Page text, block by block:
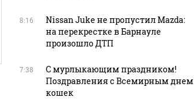
8:16
Nissan Juke не пропустил Mazda:
на перекрестке в Барнауле
произошло ДТП
7:38
С мурлыкающим праздником!
Поздравления с Всемирным днем
кошек